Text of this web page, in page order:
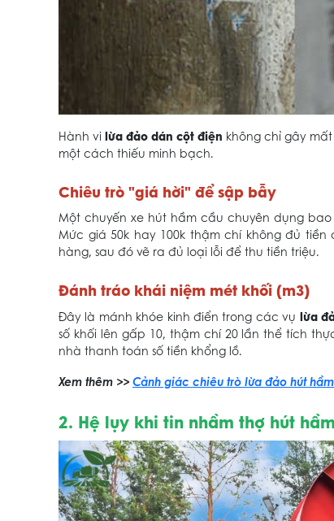
Hành vi lừa đảo dán cột điện không chỉ gây
một cách thiếu minh bạch.
Chiêu trò "giá hời" để sập bẫy
Một chuyến xe hút hầm cầu chuyên dụng
Mức giá 50k hay 100k thậm chí không đủ
hàng, sau đó vẽ ra đủ loại lỗi để thu tiền triệu.
Đánh tráo khái niệm mét khối (m3)
Đây là mánh khóe kinh điển trong các vụ lừa
số khối lên gấp 10, thậm chí 20 lần thể tích
nhà thanh toán số tiền khổng lồ.
Xem thêm >>Cảnh giác chiêu trò lừa đảo hút
2. Hệ lụy khi tin nhầm thợ hút